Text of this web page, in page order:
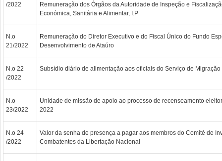
/2022
Remuneração dos Órgãos da Autoridade de Inspeção e
Económica, Sanitária e Alimentar, I.P
N.o
21/2022
Remuneração do Diretor Executivo e do Fiscal Único do Fundo
Desenvolvimento de Ataúro
N.o 22
/2022
Subsídio diário de alimentação aos oficiais do Serviço de Migração
N.o
23/2022
Unidade de missão de apoio ao processo de recenseamento
2022
N.o 24
/2022
Valor da senha de presença a pagar aos membros do Comité de
Combatentes da Libertação Nacional